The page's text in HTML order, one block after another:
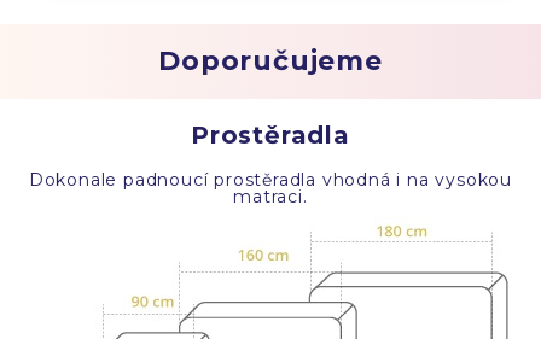
Doporučujeme
Prostěradla
Dokonale padnoucí prostěradla vhodná i na vysokou
matraci.